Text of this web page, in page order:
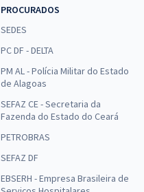
PROCURADOS
SEDES
PC DF - DELTA
PM AL - Polícia Militar do Estado
de Alagoas
SEFAZ CE - Secretaria da
Fazenda do Estado do Ceará
PETROBRAS
SEFAZ DF
EBSERH - Empresa Brasileira de